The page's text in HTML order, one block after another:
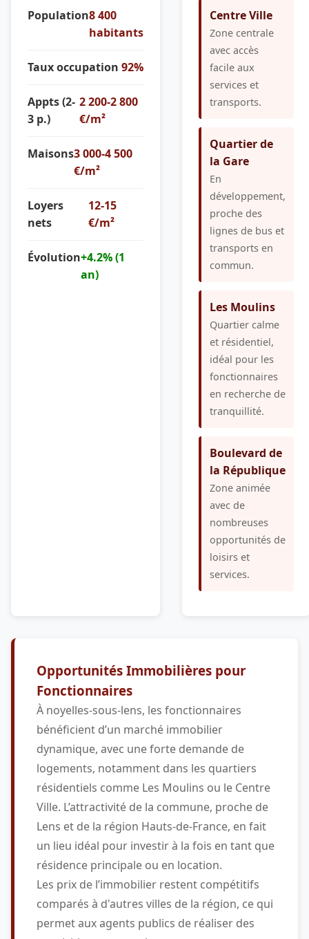
Population8 400
habitants
Taux occupation 92%
Appts (2-
3 p.)
2 200-2 800
€/m²
Maisons3 000-4 500
€/m²
Loyers
nets
12-15
€/m²
Évolution+4.2% (1
an)
Centre Ville
Zone centrale
avec accès
facile aux
services et
transports.
Quartier de
la Gare
En
développement,
proche des
lignes de bus et
transports en
commun.
Les Moulins
Quartier calme
et résidentiel,
idéal pour les
fonctionnaires
en recherche de
tranquillité.
Boulevard de
la République
Zone animée
avec de
nombreuses
opportunités de
loisirs et
services.
Opportunités Immobilières pour
Fonctionnaires
À noyelles-sous-lens, les fonctionnaires
bénéficient d’un marché immobilier
dynamique, avec une forte demande de
logements, notamment dans les quartiers
résidentiels comme Les Moulins ou le Centre
Ville. L’attractivité de la commune, proche de
Lens et de la région Hauts-de-France, en fait
un lieu idéal pour investir à la fois en tant que
résidence principale ou en location.
Les prix de l’immobilier restent compétitifs
comparés à d'autres villes de la région, ce qui
permet aux agents publics de réaliser des